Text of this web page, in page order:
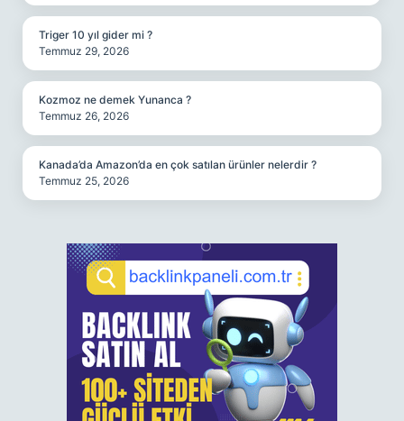
Triger 10 yıl gider mi ?
Temmuz 29, 2026
Kozmoz ne demek Yunanca ?
Temmuz 26, 2026
Kanada’da Amazon’da en çok satılan ürünler nelerdir ?
Temmuz 25, 2026